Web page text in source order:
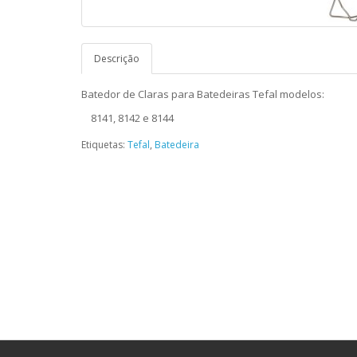
Descrição
Batedor de Claras para Batedeiras Tefal modelos:
8141, 8142 e 8144
Etiquetas: Tefal, Batedeira